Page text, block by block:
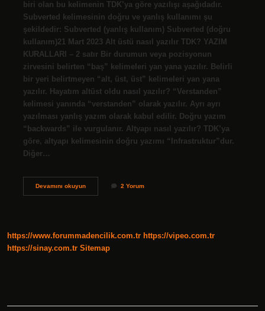
biri olan bu kelimenin TDK’ya göre yazılışı aşağıdadır.
Subverted kelimesinin doğru ve yanlış kullanımı şu
şekildedir: Subverted (yanlış kullanım) Subverted (doğru
kullanım)21 Mart 2023 Alt üstü nasıl yazılır TDK? YAZIM
KURALLARI – 2 satır Bir durumun veya pozisyonun
zirvesini belirten “baş” kelimeleri yan yana yazılır. Belirli
bir yeri belirtmeyen “alt, üst, üst” kelimeleri yan yana
yazılır. Hayatım altüst oldu nasıl yazılır? “Verstanden”
kelimesi yanında “verstanden” olarak yazılır. Ayrı ayrı
yazılması yanlış yazım olarak kabul edilir. Doğru yazım
“backwards” ile vurgulanır. Altyapı nasıl yazılır? TDK’ya
göre, altyapı kelimesinin doğru yazımı “Infrastruktur”dur.
Diğer…
Devamını okuyunAltüst
2 Yorum
https://www.forummadencilik.com.tr https://vipeo.com.tr
https://sinay.com.tr Sitemap